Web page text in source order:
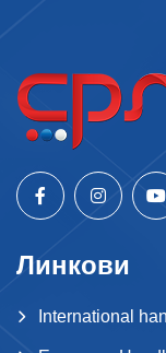
Линкови
International